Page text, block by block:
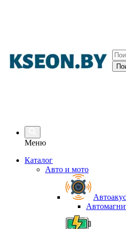
Меню
Каталог
Авто и мото